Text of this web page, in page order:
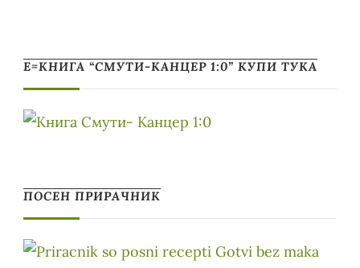
Е=КНИГА “СМУТИ-КАНЦЕР 1:0” КУПИ ТУКА
ПОСЕН ПРИРАЧНИК